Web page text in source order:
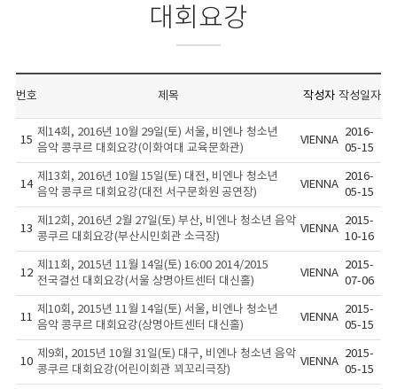
대회요강
번호 제목 작성자 작성일자
15
제14회, 2016년 10월 29일(토) 서울, 비엔나 청소년
음악 콩쿠르 대회요강(이화여대 교육문화관)
VIENNA
2016-
05-15
14
제13회, 2016년 10월 15일(토) 대전, 비엔나 청소년
음악 콩쿠르 대회요강(대전 서구문화원 공연장)
VIENNA
2016-
05-15
13
제12회, 2016년 2월 27일(토) 부산, 비엔나 청소년 음악
콩쿠르 대회요강(부산시민회관 소극장)
VIENNA
2015-
10-16
12
제11회, 2015년 11월 14일(토) 16:00 2014/2015
전국결선 대회요강(서울 상명아트센터 대신홀)
VIENNA
2015-
07-06
11
제10회, 2015년 11월 14일(토) 서울, 비엔나 청소년
음악 콩쿠르 대회요강(상명아트센터 대신홀)
VIENNA
2015-
05-15
10
제9회, 2015년 10월 31일(토) 대구, 비엔나 청소년 음악
콩쿠르 대회요강(어린이회관 꾀꼬리극장)
VIENNA
2015-
05-15